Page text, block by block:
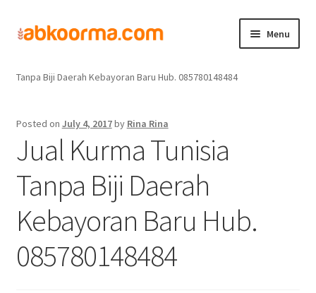
Menu
Home
Cara Order
Hubungi Kami
Tanpa Biji Daerah Kebayoran Baru Hub. 085780148484
Posted on July 4, 2017by Rina Rina
Jual Kurma Tunisia
Tanpa Biji Daerah
Kebayoran Baru Hub.
085780148484